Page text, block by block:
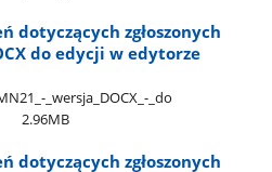
dotyczących zgłoszonych
do edycji w edytorze
​_wersja​_DOCX​_-​_do​
2.96MB
dotyczących zgłoszonych